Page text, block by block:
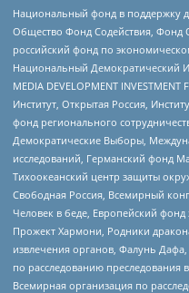
Национальный фонд в поддержку
Общество Фонд Содействия, Фонд
российский фонд по
Национальный Демократический
MEDIA DEVELOPMENT
Институт, Открытая Россия,
фонд регионального
Демократические Выборы,
исследований, Германский фонд
Тихоокеанский центр защиты
Свободная Россия, Всемирный
Человек в беде, Европейский
Прожект Хармони, Родники
извлечения органов, Фалунь
по расследованию преследования
Всемирная организация по